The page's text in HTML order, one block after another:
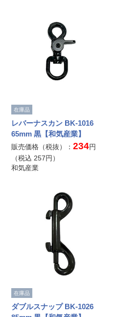
在庫品
レバーナスカン BK-1016
65mm 黒【和気産業】
販売価格（税抜）：234円
（税込257円）
和気産業
在庫品
ダブルスナップ BK-1026